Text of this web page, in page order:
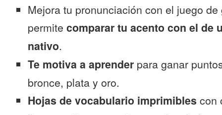
Mejora tu pronunciación con el juego
permite comparar tu acento con el de
nativo.
Te motiva a aprender para ganar
bronce, plata y oro.
Hojas de vocabulario imprimibles con